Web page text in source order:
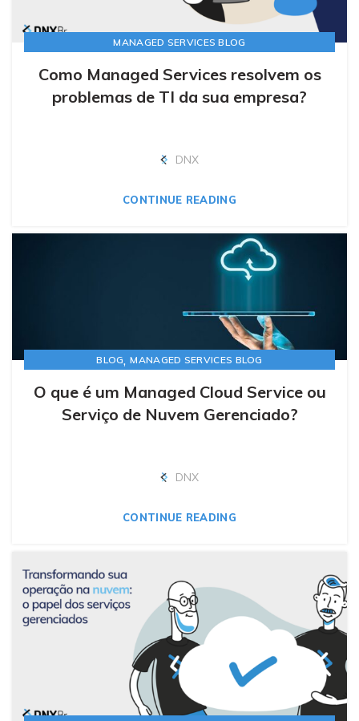
MANAGED SERVICES BLOG
Como Managed Services resolvem os
problemas de TI da sua empresa?
DNX
CONTINUE READING
BLOG,MANAGED SERVICES BLOG
O que é um Managed Cloud Service ou
Serviço de Nuvem Gerenciado?
DNX
CONTINUE READING